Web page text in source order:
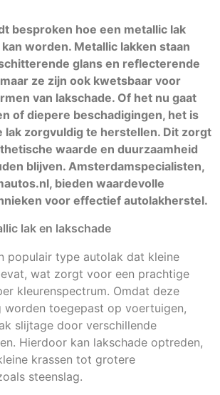
besproken hoe een metallic lak
worden. Metallic lakken staan
glans en reflecterende
ze zijn ook kwetsbaar voor
van lakschade. Of het nu gaat
of diepere beschadigingen, het is
lak zorgvuldig te herstellen. Dit zorgt
waarde en duurzaamheid
blijven. Amsterdamspecialisten,
bieden waardevolle
voor effectief autolakherstel.
lak en lakschade
populair type autolak dat kleine
wat zorgt voor een prachtige
kleurenspectrum. Omdat deze
worden toegepast op voertuigen,
slijtage door verschillende
Hierdoor kan lakschade optreden,
krassen tot grotere
steenslag.